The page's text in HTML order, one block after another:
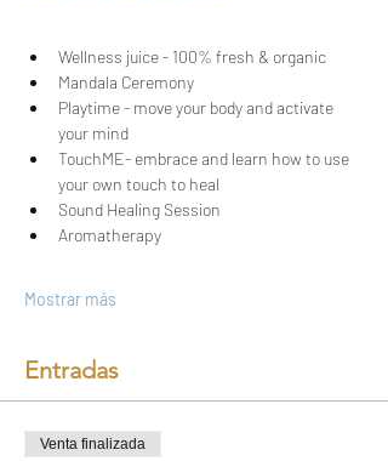
​Wellness juice - 100% fresh & organic
​Mandala Ceremony
​Playtime - move your body and activate
your mind
​TouchME- embrace and learn how to use
your own touch to heal
​Sound Healing Session
Aromatherapy
Mostrar más
Entradas
Venta finalizada